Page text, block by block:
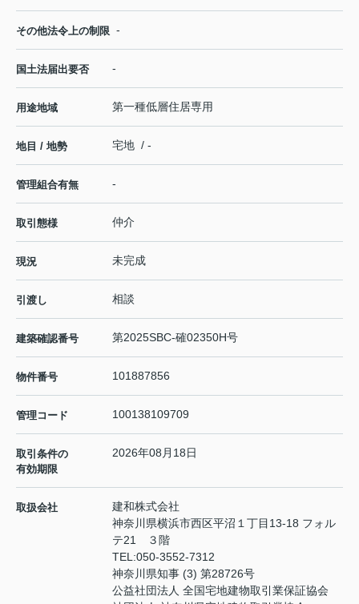
その他法令上の制限 -
国土法届出要否 -
用途地域 第一種低層住居専用
地目 / 地勢 宅地 / -
管理組合有無 -
取引態様 仲介
現況 未完成
引渡し 相談
建築確認番号 第2025SBC-確02350H号
物件番号 101887856
管理コード 100138109709
取引条件の
有効期限
2026年08月18日
取扱会社
建和株式会社
神奈川県横浜市西区平沼１丁目13-18 フォル
テ21 ３階
TEL:050-3552-7312
神奈川県知事 (3) 第28726号
公益社団法人 全国宅地建物取引業保証協会